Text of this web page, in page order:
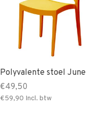
Polyvalente stoel June
€49,50
€59,90 Incl. btw